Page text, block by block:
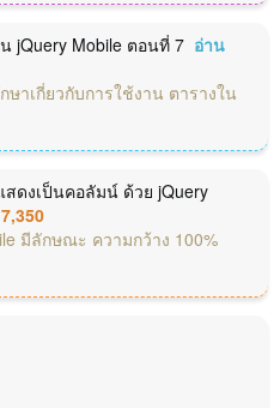
jQuery Mobile ตอนที่ 7 อ่าน
าเกี่ยวกับการใช้งาน ตารางใน
สดงเป็นคอลัมน์ ด้วย jQuery
มีลักษณะ ความกว้าง 100%